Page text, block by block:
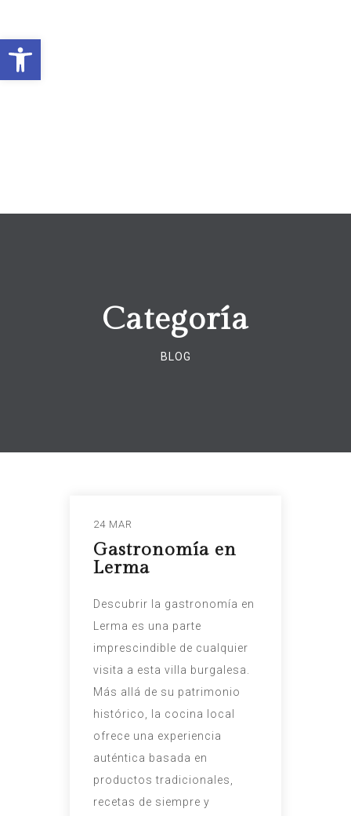
Categoría
BLOG
24 MAR
Gastronomía en
Lerma
Descubrir la gastronomía en
Lerma es una parte
imprescindible de cualquier
visita a esta villa burgalesa.
Más allá de su patrimonio
histórico, la cocina local
ofrece una experiencia
auténtica basada en
productos tradicionales,
recetas de siempre y
Abrir barra de herramientas